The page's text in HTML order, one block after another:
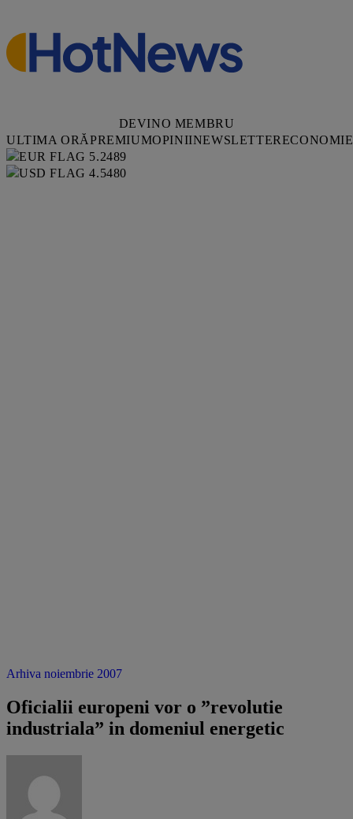
DEVINO MEMBRU
ULTIMA ORĂPREMIUMOPINIINEWSLETTERECONOMIE
5.2489
4.5480
Arhiva noiembrie 2007
Oficialii europeni vor o ”revolutie
industriala” in domeniul energetic